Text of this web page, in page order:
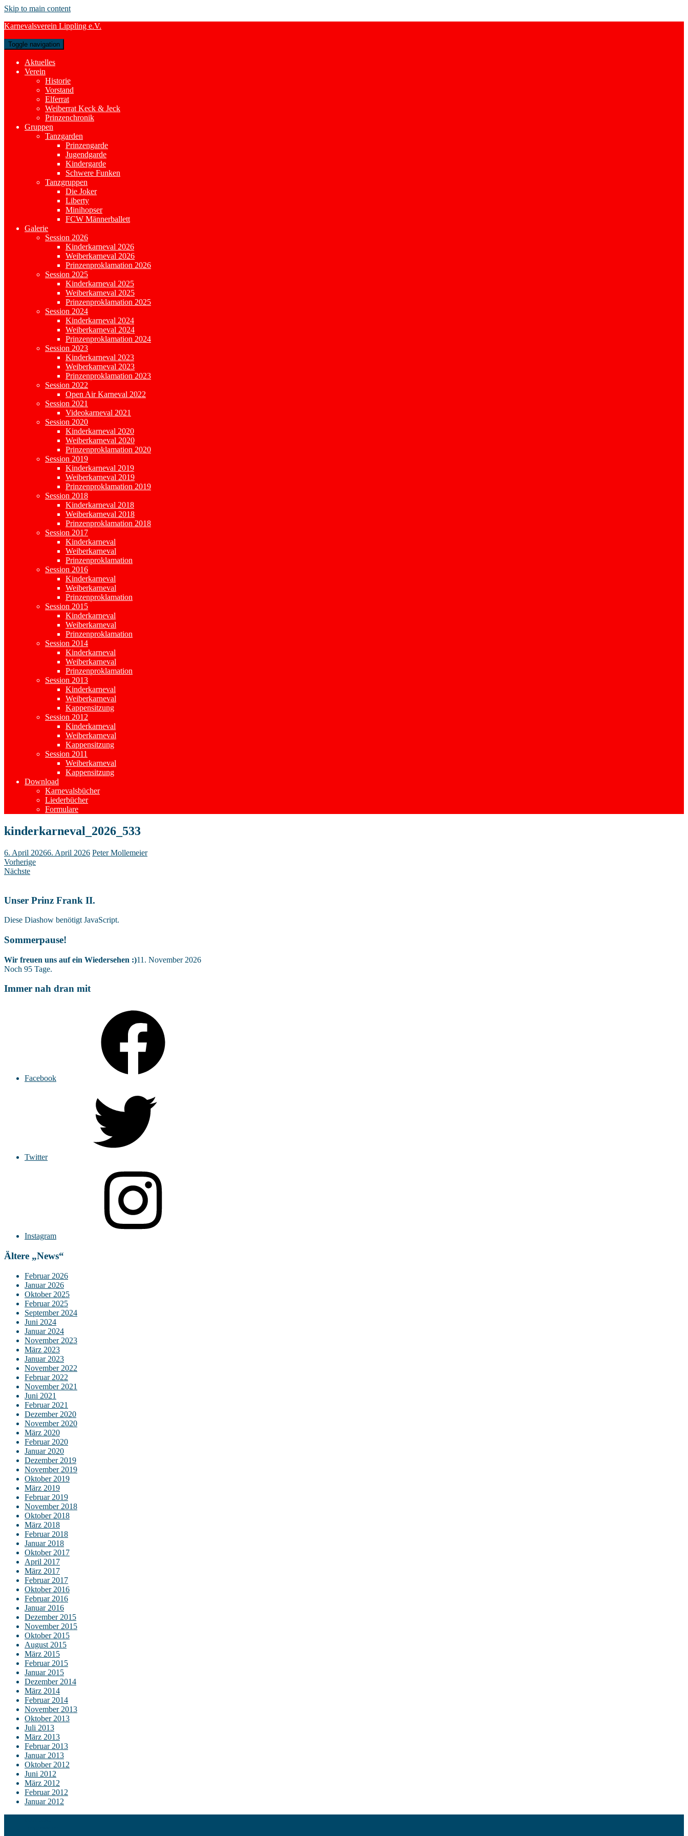
Skip to main content
Karnevalsverein Lippling e.V.
Toggle navigation
Aktuelles
Verein
Historie
Vorstand
Elferrat
Weiberrat Keck & Jeck
Prinzenchronik
Gruppen
Tanzgarden
Prinzengarde
Jugendgarde
Kindergarde
Schwere Funken
Tanzgruppen
Die Joker
Liberty
Minihopser
FCW Männerballett
Galerie
Session 2026
Kinderkarneval 2026
Weiberkarneval 2026
Prinzenproklamation 2026
Session 2025
Kinderkarneval 2025
Weiberkarneval 2025
Prinzenproklamation 2025
Session 2024
Kinderkarneval 2024
Weiberkarneval 2024
Prinzenproklamation 2024
Session 2023
Kinderkarneval 2023
Weiberkarneval 2023
Prinzenproklamation 2023
Session 2022
Open Air Karneval 2022
Session 2021
Videokarneval 2021
Session 2020
Kinderkarneval 2020
Weiberkarneval 2020
Prinzenproklamation 2020
Session 2019
Kinderkarneval 2019
Weiberkarneval 2019
Prinzenproklamation 2019
Session 2018
Kinderkarneval 2018
Weiberkarneval 2018
Prinzenproklamation 2018
Session 2017
Kinderkarneval
Weiberkarneval
Prinzenproklamation
Session 2016
Kinderkarneval
Weiberkarneval
Prinzenproklamation
Session 2015
Kinderkarneval
Weiberkarneval
Prinzenproklamation
Session 2014
Kinderkarneval
Weiberkarneval
Prinzenproklamation
Session 2013
Kinderkarneval
Weiberkarneval
Kappensitzung
Session 2012
Kinderkarneval
Weiberkarneval
Kappensitzung
Session 2011
Weiberkarneval
Kappensitzung
Download
Karnevalsbücher
Liederbücher
Formulare
kinderkarneval_2026_533
6. April 20266. April 2026 Peter Mollemeier
Vorherige
Nächste
Unser Prinz Frank II.
Diese Diashow benötigt JavaScript.
Sommerpause!
Wir freuen uns auf ein Wiedersehen :)11. November 2026
Noch 95 Tage.
Immer nah dran mit
Facebook
Twitter
Instagram
Ältere „News“
Februar 2026
Januar 2026
Oktober 2025
Februar 2025
September 2024
Juni 2024
Januar 2024
November 2023
März 2023
Januar 2023
November 2022
Februar 2022
November 2021
Juni 2021
Februar 2021
Dezember 2020
November 2020
März 2020
Februar 2020
Januar 2020
Dezember 2019
November 2019
Oktober 2019
März 2019
Februar 2019
November 2018
Oktober 2018
März 2018
Februar 2018
Januar 2018
Oktober 2017
April 2017
März 2017
Februar 2017
Oktober 2016
Februar 2016
Januar 2016
Dezember 2015
November 2015
Oktober 2015
August 2015
März 2015
Februar 2015
Januar 2015
Dezember 2014
März 2014
Februar 2014
November 2013
Oktober 2013
Juli 2013
März 2013
Februar 2013
Januar 2013
Oktober 2012
Juni 2012
März 2012
Februar 2012
Januar 2012